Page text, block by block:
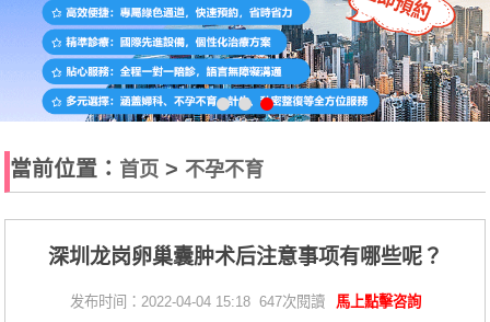
當前位置： 首页 > 不孕不育
深圳龙岗卵巢囊肿术后注意事项有哪些呢？
发布时间：2022-04-04 15:18 647次閱讀 馬上點擊咨詢